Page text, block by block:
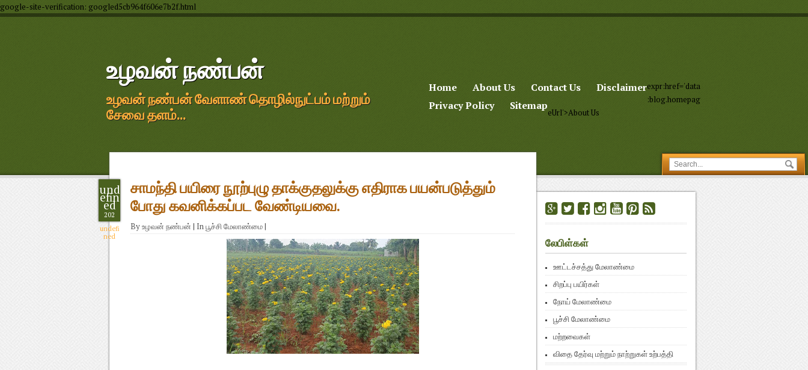
google-site-verification: googled5cb964f606e7b2f.html
உழவன் நண்பன்
உழவன் நண்பன் வேளாண் தொழில்நுட்பம் மற்றும்
சேவை தளம்...
Home About Us Contact Us
Disclaimer
Privacy Policy
Sitemap
expr:href='data
:blog.homepag
eUrl'>About Us
சாமந்தி பயிரை நூற்புழு தாக்குதலுக்கு எதிராக பயன்படுத்தும்
போது கவனிக்கப்பட வேண்டியவை.
Byஉழவன் நண்பன் | Inபூச்சி மேலாண்மை|
und
efin
ed
202
undefi
ned
லேபிள்கள்
ஊட்டச்சத்து மேலாண்மை
சிறப்பு பயிர்கள்
நோய் மேலாண்மை
பூச்சி மேலாண்மை
மற்றவைகள்
விதை தேர்வு மற்றும் நாற்றுகள் உற்பத்தி